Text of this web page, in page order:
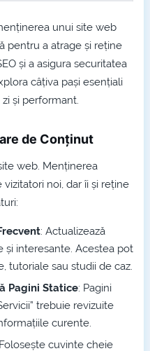
unui site web
pentru a atrage și reține
și a asigura securitatea
câțiva pași esențiali
și performant.
de Conținut
web. Menținerea
noi, dar îi și reține
: Actualizează
interesante. Acestea pot
tutoriale sau studii de caz.
Pagini Statice: Pagini
trebuie revizuite
curente.
cuvinte cheie